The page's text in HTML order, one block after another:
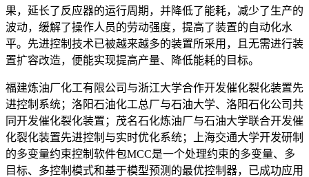
果，延长了反应器的运行周期，并降低了能耗，减少了生产的
波动，缓解了操作人员的劳动强度，提高了装置的自动化水
平。先进控制技术已被越来越多的装置所采用，且无需进行装
置扩容改造，便能实现提高产量、降低能耗的目标。
福建炼油厂化工有限公司与浙江大学合作开发催化裂化装置先
进控制系统；洛阳石油化工总厂与石油大学、洛阳石化公司共
同开发催化裂化装置；茂名石化炼油厂与石油大学联合开发催
化裂化装置先进控制与实时优化系统；上海交通大学开发研制
的多变量约束控制软件包MCC是一个处理约束的多变量、多
目标、多控制模式和基于模型预测的最优控制器，已成功应用